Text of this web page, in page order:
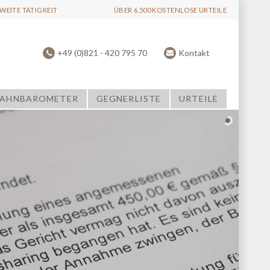
TÄTIGKEIT ÜBER 6.500 KOSTENLOSE URTEILE
+49 (0)821 - 420 795 70 Kontakt
GEGNERLISTE URTEILE